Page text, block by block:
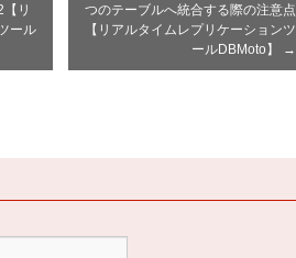
リ
ール
つのテーブルへ統合する際の注意点
【リアルタイムレプリケーションツ
ールDBMoto】
→